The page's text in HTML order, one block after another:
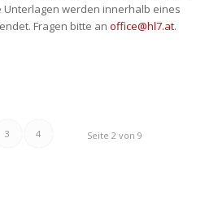
Unterlagen werden innerhalb eines
Fragen bitte an office@hl7.at.
Seite 2 von 9
3 4